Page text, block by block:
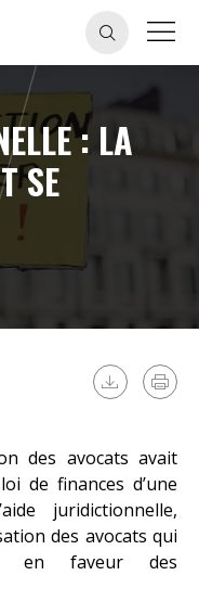
: LA
SE
des avocats avait
de finances d’une
juridictionnelle,
des avocats qui
en faveur des